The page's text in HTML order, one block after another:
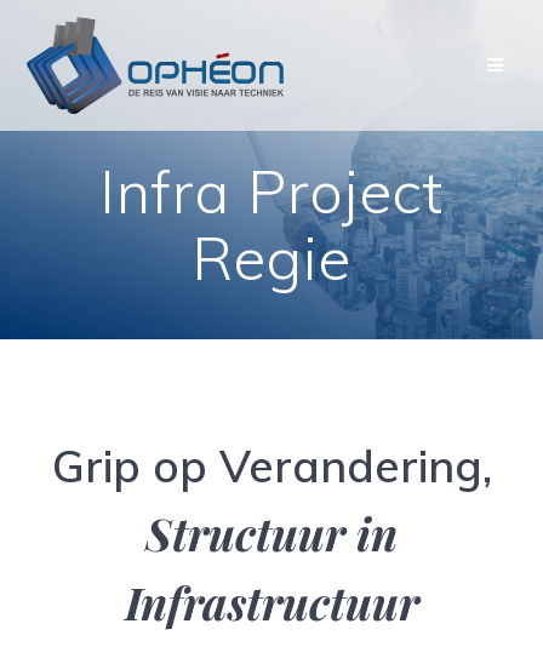
content
Infra Project
Regie
Grip op Verandering,
Structuur in
Infrastructuur